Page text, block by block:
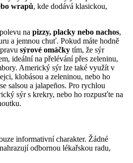
wrapů, kde dodává klasickou,
na pizzy, placky nebo nachos,
a jemnou chuť. Pokud máte hodně
sýrové omáčky tím, že sýr
ideální na přelévání přes zeleninu,
Americký sýr lze také využít v
klobásou a zeleninou, nebo ho
se salsou a jalapeños. Pro rychlou
sýr s krekry, nebo ho rozpusťte na
informativní charakter. Žádné
odbornou lékařskou radu,